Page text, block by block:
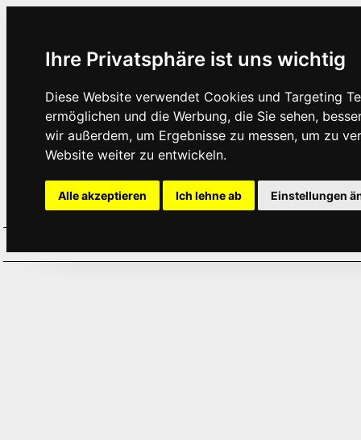
Ihre Privatsphäre ist uns wichtig
Diese Website verwendet Cookies und Targeting
ermöglichen und die Werbung, die Sie sehen,
wir außerdem, um Ergebnisse zu messen, um zu
Website weiter zu entwickeln.
Alle akzeptieren Ich lehne ab Einstellungen